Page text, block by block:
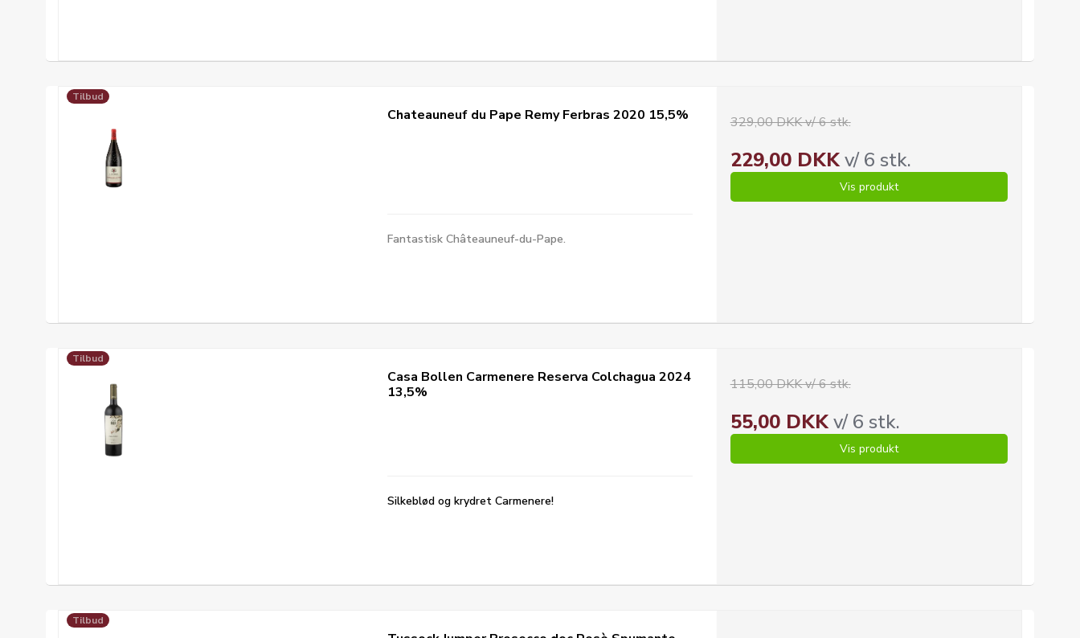
Tilbud
Chateauneuf du Pape Remy Ferbras 2020 15,5%
Fantastisk Châteauneuf-du-Pape.
329,00 DKK v/ 6 stk.
229,00 DKKv/ 6 stk.
Vis produkt
Tilbud
Casa Bollen Carmenere Reserva Colchagua 2024
13,5%
Silkeblød og krydret Carmenere!
115,00 DKK v/ 6 stk.
55,00 DKKv/ 6 stk.
Vis produkt
Tilbud